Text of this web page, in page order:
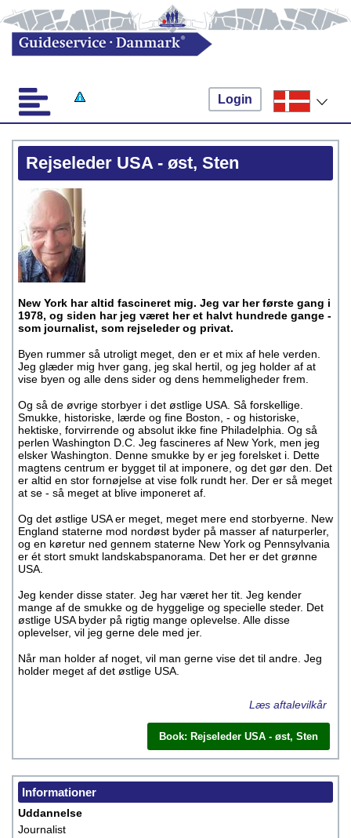
Login
Book: Rejseleder USA - øst, Sten
Rejseleder USA - øst, Sten
New York har altid fascineret mig. Jeg var her første gang i
1978, og siden har jeg været her et halvt hundrede gange -
som journalist, som rejseleder og privat.
Byen rummer så utroligt meget, den er et mix af hele verden.
Jeg glæder mig hver gang, jeg skal hertil, og jeg holder af at
vise byen og alle dens sider og dens hemmeligheder frem.
Og så de øvrige storbyer i det østlige USA. Så forskellige.
Smukke, historiske, lærde og fine Boston, - og historiske,
hektiske, forvirrende og absolut ikke fine Philadelphia. Og så
perlen Washington D.C. Jeg fascineres af New York, men jeg
elsker Washington. Denne smukke by er jeg forelsket i. Dette
magtens centrum er bygget til at imponere, og det gør den. Det
er altid en stor fornøjelse at vise folk rundt her. Der er så meget
at se - så meget at blive imponeret af.
Og det østlige USA er meget, meget mere end storbyerne. New
England staterne mod nordøst byder på masser af naturperler,
og en køretur ned gennem staterne New York og Pennsylvania
er ét stort smukt landskabspanorama. Det her er det grønne
USA.
Jeg kender disse stater. Jeg har været her tit. Jeg kender
mange af de smukke og de hyggelige og specielle steder. Det
østlige USA byder på rigtig mange oplevelse. Alle disse
oplevelser, vil jeg gerne dele med jer.
Når man holder af noget, vil man gerne vise det til andre. Jeg
holder meget af det østlige USA.
Læs aftalevilkår
Informationer
Uddannelse
Journalist